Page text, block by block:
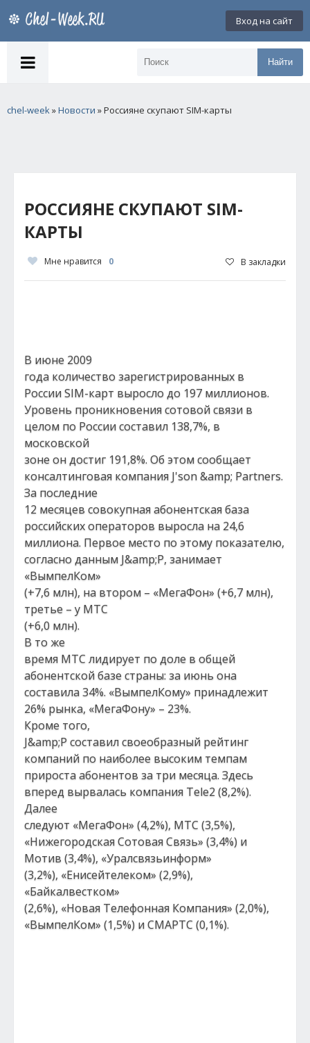
Вход на сайт
Найти
chel-week»Новости » Россияне скупают SIM-карты
РОССИЯНЕ СКУПАЮТ SIM-
КАРТЫ
Мне нравится 0 В закладки
В июне 2009
года количество зарегистрированных в
России SIM-карт выросло до 197 миллионов.
Уровень проникновения сотовой связи в
целом по России составил 138,7%, в
московской
зоне он достиг 191,8%. Об этом сообщает
консалтинговая компания J'son &amp; Partners.
За последние
12 месяцев совокупная абонентская база
российских операторов выросла на 24,6
миллиона. Первое место по этому показателю,
согласно данным J&amp;P, занимает
«ВымпелКом»
(+7,6 млн), на втором – «МегаФон» (+6,7 млн),
третье – у МТС
(+6,0 млн).
В то же
время МТС лидирует по доле в общей
абонентской базе страны: за июнь она
составила 34%. «ВымпелКому» принадлежит
26% рынка, «МегаФону» – 23%.
Кроме того,
J&amp;P составил своеобразный рейтинг
компаний по наиболее высоким темпам
прироста абонентов за три месяца. Здесь
вперед вырвалась компания Tele2 (8,2%).
Далее
следуют «МегаФон» (4,2%), МТС (3,5%),
«Нижегородская Сотовая Связь» (3,4%) и
Мотив (3,4%), «Уралсвязьинформ»
(3,2%), «Енисейтелеком» (2,9%),
«Байкалвестком»
(2,6%), «Новая Телефонная Компания» (2,0%),
«ВымпелКом» (1,5%) и СМАРТС (0,1%).